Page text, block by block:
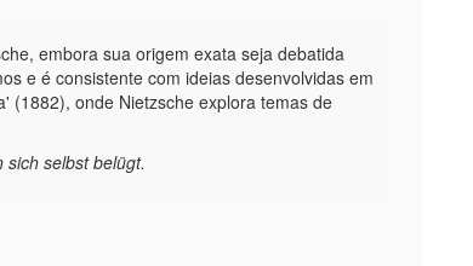
embora sua origem exata seja debatida
e é consistente com ideias desenvolvidas em
(1882), onde Nietzsche explora temas de
selbst belügt.